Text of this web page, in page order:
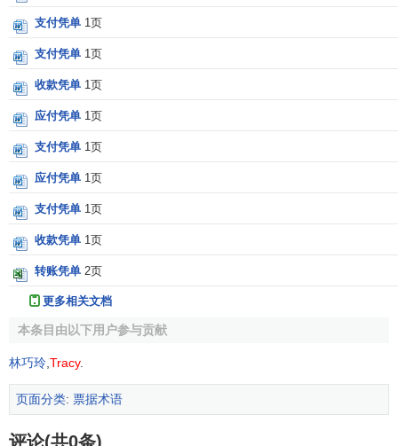
支付凭单 1页
支付凭单 1页
收款凭单 1页
应付凭单 1页
支付凭单 1页
应付凭单 1页
支付凭单 1页
收款凭单 1页
转账凭单 2页
更多相关文档
本条目由以下用户参与贡献
林巧玲,Tracy.
页面分类: 票据术语
评论(共0条)